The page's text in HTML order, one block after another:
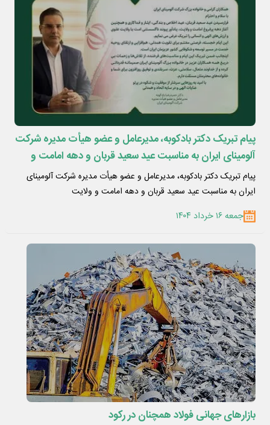
پیام تبریک دکتر بادکوبه، مدیرعامل و عضو هیأت مدیره شرکت
آلومینای ایران به مناسبت عید سعید قربان و دهه امامت و
ولایت
پیام تبریک دکتر بادکوبه، مدیرعامل و عضو هیأت مدیره شرکت آلومینای
ایران به مناسبت عید سعید قربان و دهه امامت و ولایت
جمعه ۱۶ خرداد ۱۴۰۴
بازارهای جهانی فولاد همچنان در رکود